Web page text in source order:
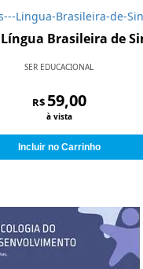
Brasileira de
SER EDUCACIONAL
R$ 59,00
à vista
Incluir no Carrinho